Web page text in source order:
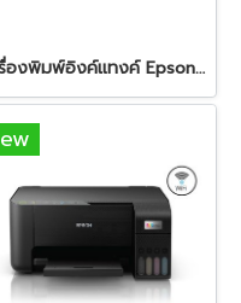
เครื่องพิมพ์อิงค์แทงค์ Epson EcoTank L3210